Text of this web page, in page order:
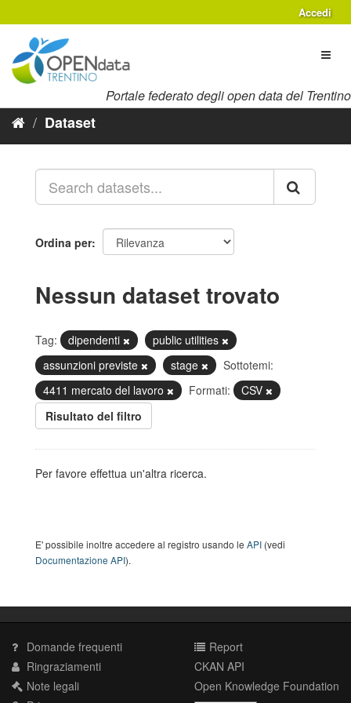
al
contenuto
Accedi
Portale federato degli open data del Trentino
Dataset
Ordina per
Nessun dataset trovato
Tag: dipendenti
public utilities
assunzioni previste
stage
Sottotemi:
4411 mercato del lavoro
Formati:
CSV
Risultato del filtro
Per favore effettua un'altra ricerca.
E' possibile inoltre accedere al registro usando le API (vedi
Documentazione API).
Domande frequenti
Ringraziamenti
Note legali
Report
CKAN API
Open Knowledge Foundation